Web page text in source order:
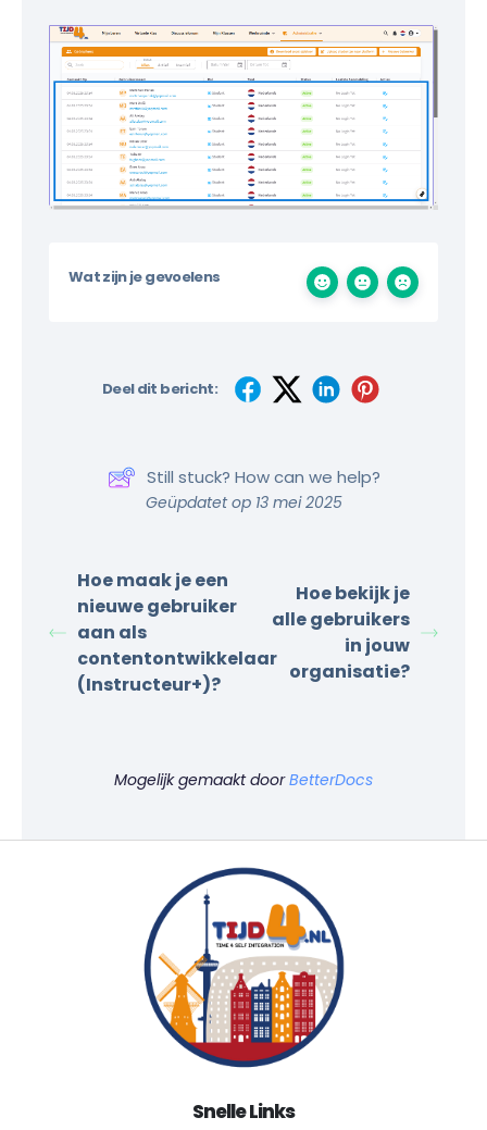
Wat zijn je gevoelens
Deel dit bericht:
Still stuck? How can we help?
Geüpdatet op 13 mei 2025
Hoe maak je een
nieuwe gebruiker
aan als
contentontwikkelaar
(Instructeur+)?
Hoe bekijk je
alle gebruikers
in jouw
organisatie?
Mogelijk gemaakt doorBetterDocs
Snelle Links